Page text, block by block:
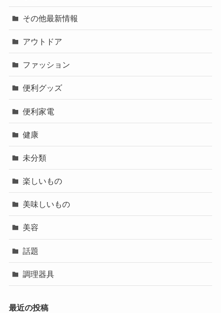
その他最新情報
アウトドア
ファッション
便利グッズ
便利家電
健康
未分類
楽しいもの
美味しいもの
美容
話題
調理器具
最近の投稿